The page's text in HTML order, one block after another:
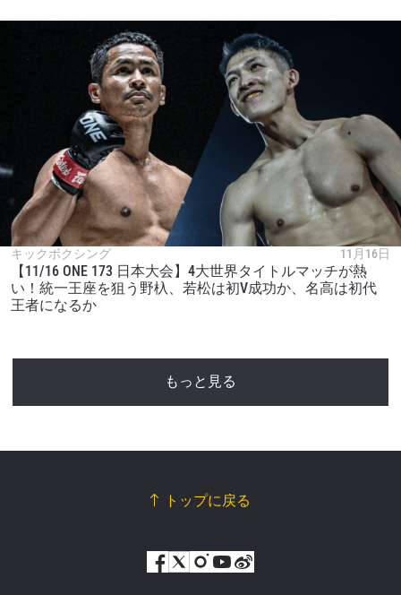
キックボクシング 11月16日
【11/16 ONE 173 日本大会】4大世界タイトルマッチが熱
い！統一王座を狙う野杁、若松は初V成功か、名高は初代
王者になるか
もっと見る
トップに戻る